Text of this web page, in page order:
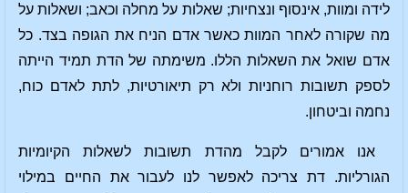
לידה ומוות, אינסוף ונצחיות; שאלות על מחלה וכאב; ושאלות על
מה שקורה לאחר המוות כאשר אדם הניח את הגופה בצד. כל
אדם שואל את השאלות הללו. משימתה של הדת תמיד הייתה
לספק תשובות רוחניות ולא רק תיאורטיות, לתת לאדם כוח,
נחמה וביטחון.
אנו אמורים לקבל מהדת תשובות לשאלות הקיומיות
הגורליות. דת צריכה לאפשר לנו לעבור את החיים במילוי